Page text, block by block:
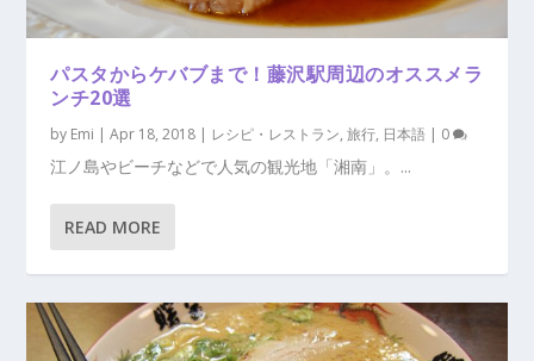
パスタからケバブまで！藤沢駅周辺のオススメラ
ンチ20選
by Emi |Apr 18, 2018 | レシピ・レストラン,旅行, 日本語 | 0
江ノ島やビーチなどで人気の観光地「湘南」。...
READ MORE